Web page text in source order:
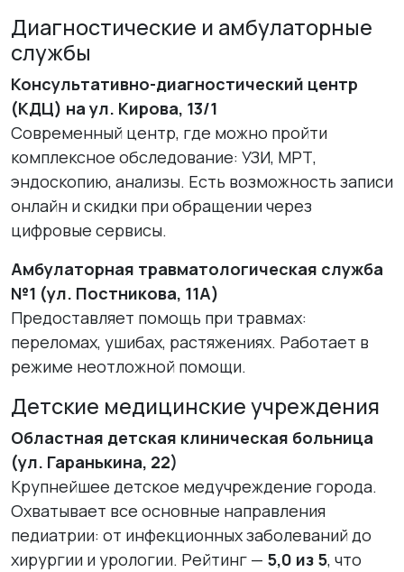
Диагностические и амбулаторные
службы
Консультативно-диагностический центр
(КДЦ) на ул. Кирова, 13/1
Современный центр, где можно пройти
комплексное обследование: УЗИ, МРТ,
эндоскопию, анализы. Есть возможность записи
онлайн и скидки при обращении через
цифровые сервисы.
Амбулаторная травматологическая служба
№1 (ул. Постникова, 11А)
Предоставляет помощь при травмах:
переломах, ушибах, растяжениях. Работает в
режиме неотложной помощи.
Детские медицинские учреждения
Областная детская клиническая больница
(ул. Гаранькина, 22)
Крупнейшее детское медучреждение города.
Охватывает все основные направления
педиатрии: от инфекционных заболеваний до
хирургии и урологии. Рейтинг — 5,0 из 5, что